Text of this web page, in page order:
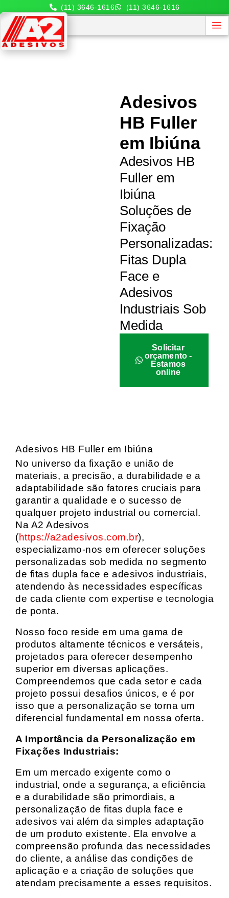
(11) 3646-1616 (11) 3646-1616
Adesivos
HB Fuller
em Ibiúna
Adesivos HB
Fuller em
Ibiúna
Soluções de
Fixação
Personalizadas:
Fitas Dupla
Face e
Adesivos
Industriais Sob
Medida
Solicitar
orçamento -
Estamos
online
Adesivos HB Fuller em Ibiúna
No universo da fixação e união de
materiais, a precisão, a durabilidade e a
adaptabilidade são fatores cruciais para
garantir a qualidade e o sucesso de
qualquer projeto industrial ou comercial.
Na A2 Adesivos
(https://a2adesivos.com.br),
especializamo-nos em oferecer soluções
personalizadas sob medida no segmento
de fitas dupla face e adesivos industriais,
atendendo às necessidades específicas
de cada cliente com expertise e tecnologia
de ponta.
Nosso foco reside em uma gama de
produtos altamente técnicos e versáteis,
projetados para oferecer desempenho
superior em diversas aplicações.
Compreendemos que cada setor e cada
projeto possui desafios únicos, e é por
isso que a personalização se torna um
diferencial fundamental em nossa oferta.
A Importância da Personalização em
Fixações Industriais:
Em um mercado exigente como o
industrial, onde a segurança, a eficiência
e a durabilidade são primordiais, a
personalização de fitas dupla face e
adesivos vai além da simples adaptação
de um produto existente. Ela envolve a
compreensão profunda das necessidades
do cliente, a análise das condições de
aplicação e a criação de soluções que
atendam precisamente a esses requisitos.